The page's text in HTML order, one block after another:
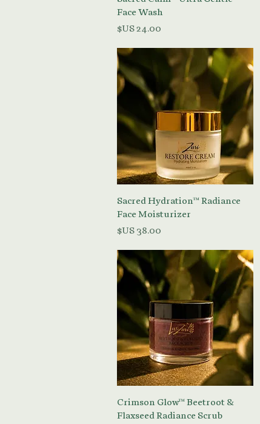
Face Wash
السعر
العرض السريع
Sacred Hydration™ Radiance
Face Moisturizer
السعر
العرض السريع
Crimson Glow™ Beetroot &
Flaxseed Radiance Scrub